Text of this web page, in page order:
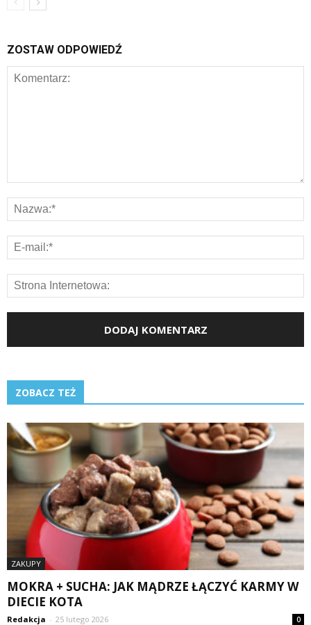
ZOSTAW ODPOWIEDŹ
ZOBACZ TEŻ
ZAKUPY
MOKRA + SUCHA: JAK MĄDRZE ŁĄCZYĆ KARMY W
DIECIE KOTA
Redakcja - 25 lutego 2026 0